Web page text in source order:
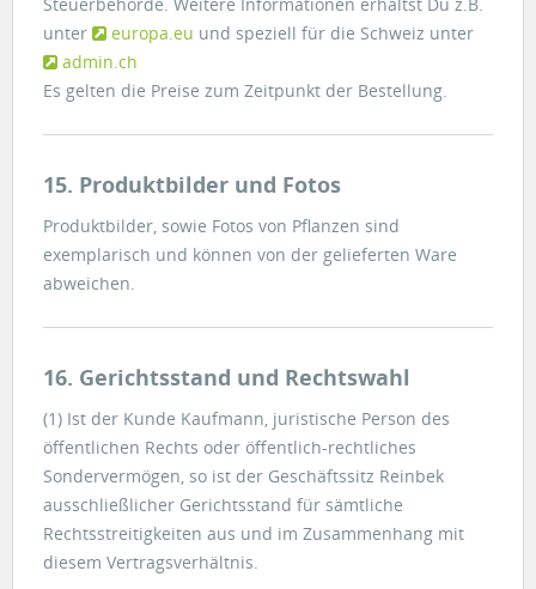
unter
europa.eu und speziell für die Schweiz unter
admin.ch
Es gelten die Preise zum Zeitpunkt der Bestellung.
15. Produktbilder und Fotos
Produktbilder, sowie Fotos von Pflanzen sind
exemplarisch und können von der gelieferten Ware
abweichen.
16. Gerichtsstand und Rechtswahl
(1) Ist der Kunde Kaufmann, juristische Person des
öffentlichen Rechts oder öffentlich-rechtliches
Sondervermögen, so ist der Geschäftssitz Reinbek
ausschließlicher Gerichtsstand für sämtliche
Rechtsstreitigkeiten aus und im Zusammenhang mit
diesem Vertragsverhältnis.